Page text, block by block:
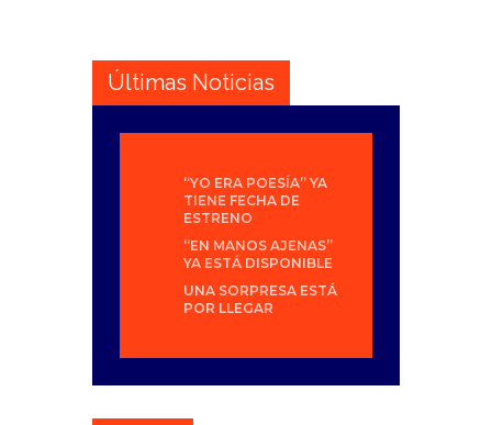
Últimas Noticias
“YO ERA POESÍA” YA
TIENE FECHA DE
ESTRENO
“EN MANOS AJENAS”
YA ESTÁ DISPONIBLE
UNA SORPRESA ESTÁ
POR LLEGAR